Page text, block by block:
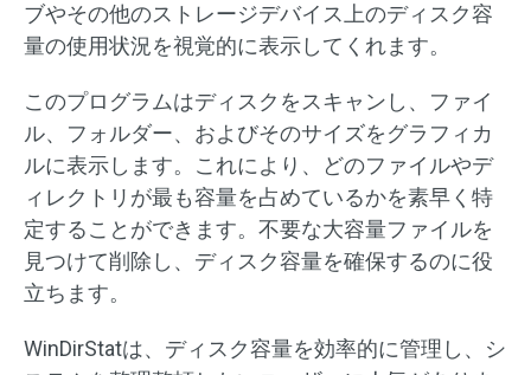
ブやその他のストレージデバイス上のディスク容
量の使用状況を視覚的に表示してくれます。
このプログラムはディスクをスキャンし、ファイ
ル、フォルダー、およびそのサイズをグラフィカ
ルに表示します。これにより、どのファイルやデ
ィレクトリが最も容量を占めているかを素早く特
定することができます。不要な大容量ファイルを
見つけて削除し、ディスク容量を確保するのに役
立ちます。
WinDirStatは、ディスク容量を効率的に管理し、シ